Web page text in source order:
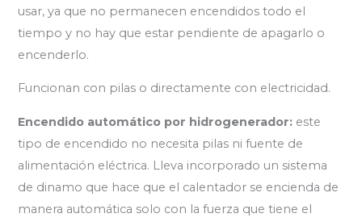
usar, ya que no permanecen encendidos todo el
tiempo y no hay que estar pendiente de apagarlo o
encenderlo.
Funcionan con pilas o directamente con electricidad.
Encendido automático por hidrogenerador: este
tipo de encendido no necesita pilas ni fuente de
alimentación eléctrica. Lleva incorporado un sistema
de dinamo que hace que el calentador se encienda de
manera automática solo con la fuerza que tiene el